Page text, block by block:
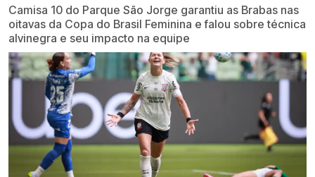
Camisa 10 do Parque São Jorge garantiu as Brabas nas
oitavas da Copa do Brasil Feminina e falou sobre técnica
alvinegra e seu impacto na equipe